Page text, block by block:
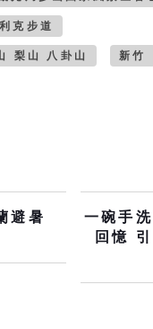
克步道
梨山 八卦山 新竹
避暑
一碗手
回憶